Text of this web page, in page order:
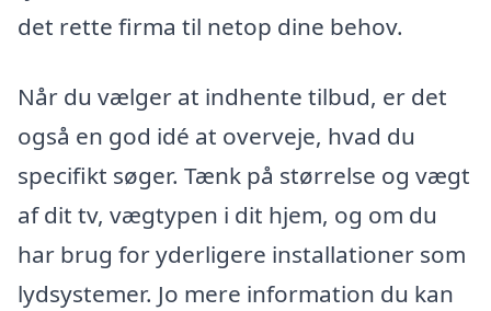
det rette firma til netop dine behov.
Når du vælger at indhente tilbud, er det
også en god idé at overveje, hvad du
specifikt søger. Tænk på størrelse og vægt
af dit tv, vægtypen i dit hjem, og om du
har brug for yderligere installationer som
lydsystemer. Jo mere information du kan